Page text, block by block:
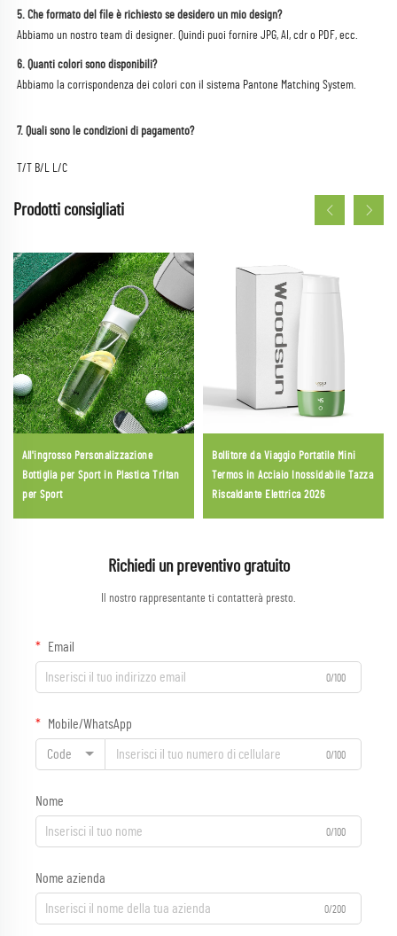
5. Che formato del file è richiesto se desidero un mio design?
Abbiamo un nostro team di designer. Quindi puoi fornire JPG, AI, cdr o PDF, ecc.
6. Quanti colori sono disponibili?
Abbiamo la corrispondenza dei colori con il sistema Pantone Matching System.
7. Quali sono le condizioni di pagamento?
T/T B/L L/C
Prodotti consigliati
All'ingrosso Personalizzazione
Bottiglia per Sport in Plastica Tritan
per Sport
Bollitore da Viaggio Portatile Mini
Termos in Acciaio Inossidabile Tazza
Riscaldante Elettrica 2026
Richiedi un preventivo gratuito
Il nostro rappresentante ti contatterà presto.
Email
0/100
Mobile/WhatsApp
Code 0/100
Nome
0/100
Nome azienda
0/200